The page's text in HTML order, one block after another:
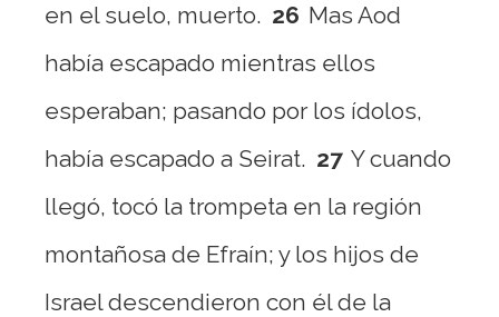
en el suelo, muerto. 26 Mas Aod
había escapado mientras ellos
esperaban; pasando por los ídolos,
había escapado a Seirat. 27 Y cuando
llegó, tocó la trompeta en la región
montañosa de Efraín; y los hijos de
Israel descendieron con él de la